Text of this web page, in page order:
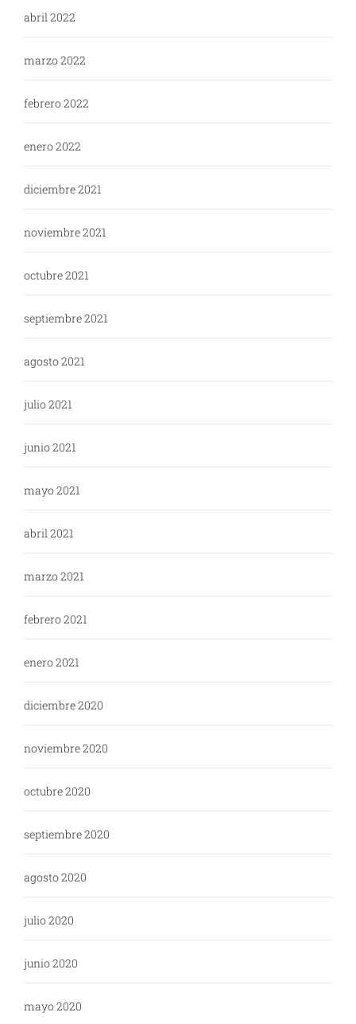
abril 2022
marzo 2022
febrero 2022
enero 2022
diciembre 2021
noviembre 2021
octubre 2021
septiembre 2021
agosto 2021
julio 2021
junio 2021
mayo 2021
abril 2021
marzo 2021
febrero 2021
enero 2021
diciembre 2020
noviembre 2020
octubre 2020
septiembre 2020
agosto 2020
julio 2020
junio 2020
mayo 2020